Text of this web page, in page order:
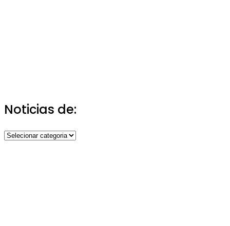
Noticias de:
Noticias